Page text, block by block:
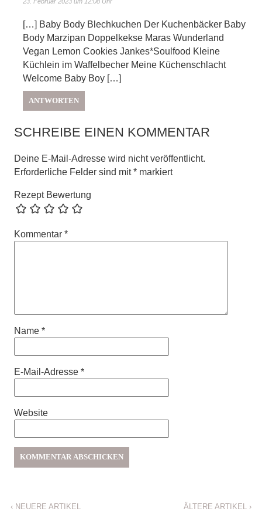
[…] Baby Body Blechkuchen Der Kuchenbäcker Baby
Body Marzipan Doppelkekse Maras Wunderland
Vegan Lemon Cookies Jankes*Soulfood Kleine
Küchlein im Waffelbecher Meine Küchenschlacht
Welcome Baby Boy […]
ANTWORTEN
SCHREIBE EINEN KOMMENTAR
Deine E-Mail-Adresse wird nicht veröffentlicht.
Erforderliche Felder sind mit*markiert
Rezept Bewertung
Kommentar *
Name *
E-Mail-Adresse *
Website
‹NEUERE ARTIKEL ÄLTERE ARTIKEL ›